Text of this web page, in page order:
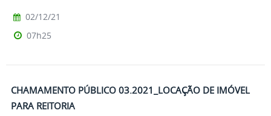
02/12/21
07h25
CHAMAMENTO PÚBLICO 03.2021_LOCAÇÃO DE IMÓVEL
PARA REITORIA